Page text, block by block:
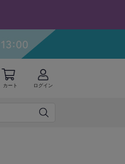
カート ログイン